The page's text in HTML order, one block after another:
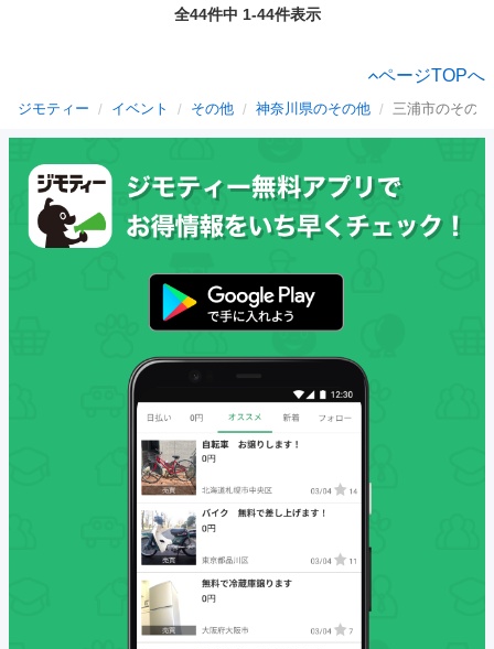
全44件中 1-44件表示
ページTOPへ
ジモティー イベント その他 神奈川県のその他 三浦市のその他